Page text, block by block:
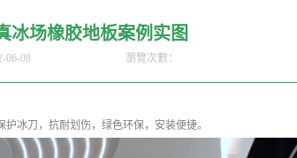
冰场橡胶地板案例实图
06-08 瀏覽次數：
冰刀，抗耐划伤，绿色环保，安装便捷。